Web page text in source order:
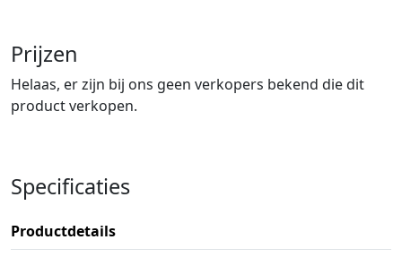
Prijzen
Helaas, er zijn bij ons geen verkopers bekend die dit
product verkopen.
Specificaties
Productdetails